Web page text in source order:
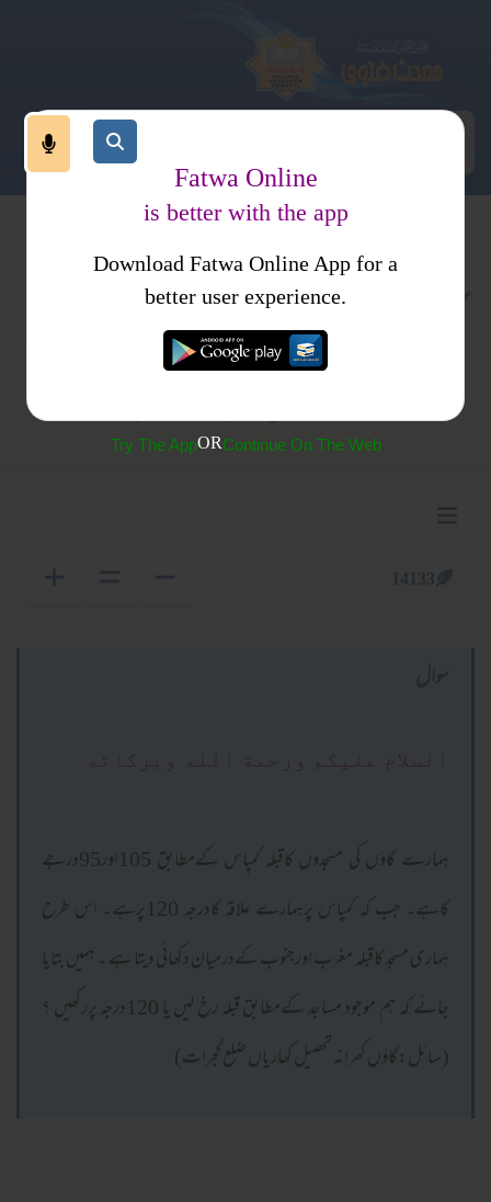
کتب فتاوی فتاوی محمدیہ
(60) قبلہ عین کعبہ یاجہت کعبہ؟
السلام عليكم ورحمة الله وبركاته
ہمارے گاؤں کی مسجدوں کاقبلہ کمپاس کےمطابق 105اور95درجے
کاہے۔ جب کہ کمپاس پرہمارے علاقہ کادرجہ 120پرہے۔ اس طرح
ہماری مسجد کاقبلہ مغرب اورجنوب کےدرمیان دکھائی دیتا ہے ۔ ہمیں بتایا
جائے کہ ہم موجود مساجد کےمطابق قبلہ رخ لیں یا 120درجہ پررکھیں ؟
(سائل:گاؤں کھرانہ تحصیل کھاریاں ضلع گجرات)
Fatwa Online
is better with the app
Download Fatwa Online App for a
better user experience.
Try The AppORContinue On The Web